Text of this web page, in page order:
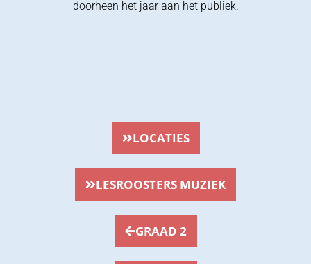
doorheen het jaar aan het publiek.
LOCATIES
LESROOSTERS MUZIEK
GRAAD 2